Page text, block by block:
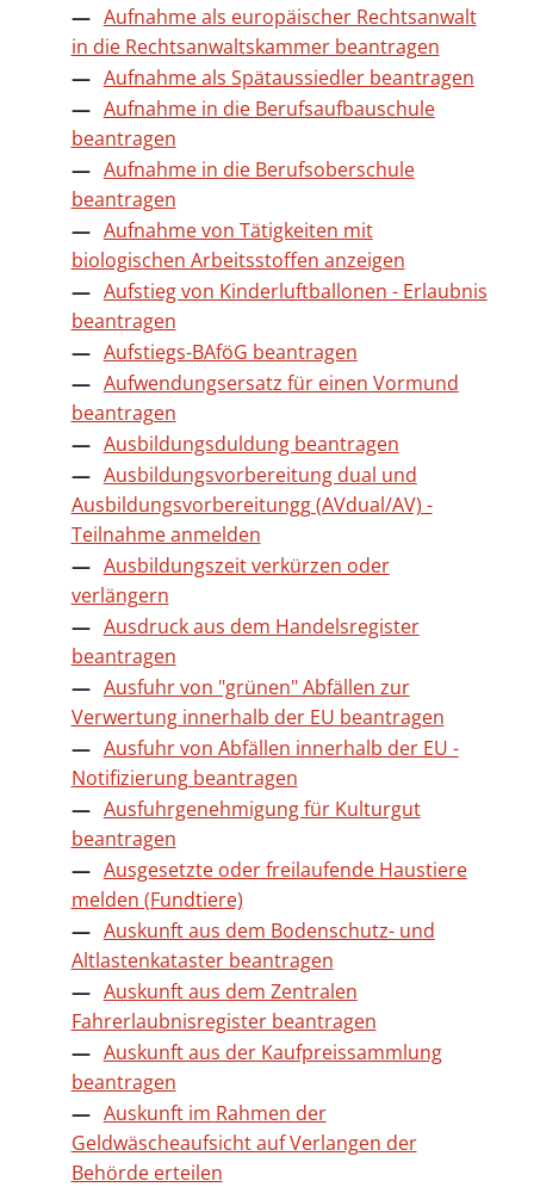
Aufnahme als europäischer Rechtsanwalt
in die Rechtsanwaltskammer beantragen
Aufnahme als Spätaussiedler beantragen
Aufnahme in die Berufsaufbauschule
beantragen
Aufnahme in die Berufsoberschule
beantragen
Aufnahme von Tätigkeiten mit
biologischen Arbeitsstoffen anzeigen
Aufstieg von Kinderluftballonen - Erlaubnis
beantragen
Aufstiegs-BAföG beantragen
Aufwendungsersatz für einen Vormund
beantragen
Ausbildungsduldung beantragen
Ausbildungsvorbereitung dual und
Ausbildungsvorbereitungg (AVdual/AV) -
Teilnahme anmelden
Ausbildungszeit verkürzen oder
verlängern
Ausdruck aus dem Handelsregister
beantragen
Ausfuhr von "grünen" Abfällen zur
Verwertung innerhalb der EU beantragen
Ausfuhr von Abfällen innerhalb der EU -
Notifizierung beantragen
Ausfuhrgenehmigung für Kulturgut
beantragen
Ausgesetzte oder freilaufende Haustiere
melden (Fundtiere)
Auskunft aus dem Bodenschutz- und
Altlastenkataster beantragen
Auskunft aus dem Zentralen
Fahrerlaubnisregister beantragen
Auskunft aus der Kaufpreissammlung
beantragen
Auskunft im Rahmen der
Geldwäscheaufsicht auf Verlangen der
Behörde erteilen